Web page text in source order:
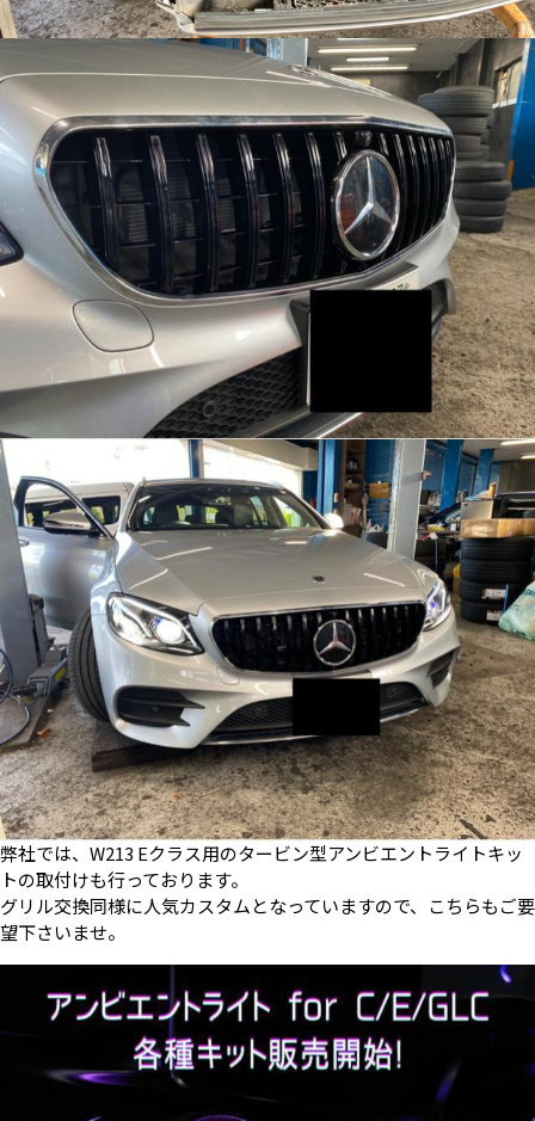
弊社では、W213 Eクラス用のタービン型アンビエントライトキッ
トの取付けも行っております。
グリル交換同様に人気カスタムとなっていますので、こちらもご要
望下さいませ。